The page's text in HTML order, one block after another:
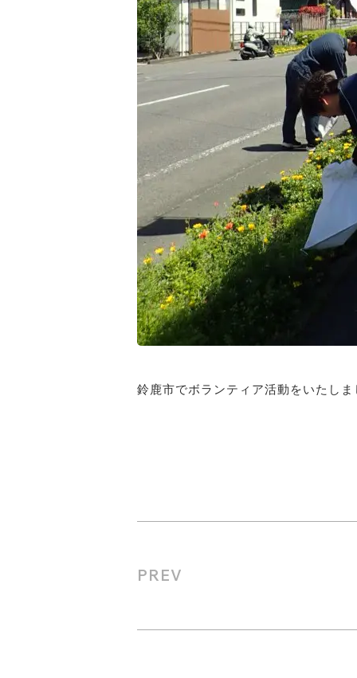
鈴鹿市でボランティア活動をいたしま
PREV